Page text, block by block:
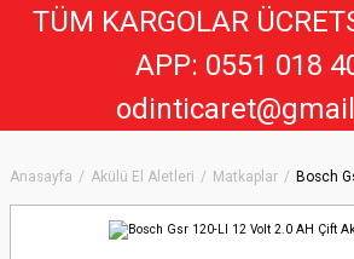
Anasayfa Akülü El Aletleri Matkaplar Bosch
TÜM KARGOLAR
APP: 0551 018